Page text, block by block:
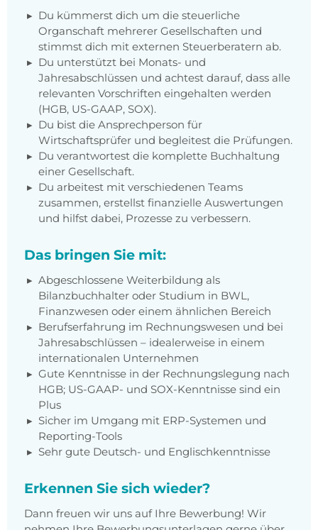
Du kümmerst dich um die steuerliche
Organschaft mehrerer Gesellschaften und
stimmst dich mit externen Steuerberatern ab.
Du unterstützt bei Monats- und
Jahresabschlüssen und achtest darauf, dass alle
relevanten Vorschriften eingehalten werden
(HGB, US-GAAP, SOX).
Du bist die Ansprechperson für
Wirtschaftsprüfer und begleitest die Prüfungen.
Du verantwortest die komplette Buchhaltung
einer Gesellschaft.
Du arbeitest mit verschiedenen Teams
zusammen, erstellst finanzielle Auswertungen
und hilfst dabei, Prozesse zu verbessern.
Das bringen Sie mit:
Abgeschlossene Weiterbildung als
Bilanzbuchhalter oder Studium in BWL,
Finanzwesen oder einem ähnlichen Bereich
Berufserfahrung im Rechnungswesen und bei
Jahresabschlüssen – idealerweise in einem
internationalen Unternehmen
Gute Kenntnisse in der Rechnungslegung nach
HGB; US-GAAP- und SOX-Kenntnisse sind ein
Plus
Sicher im Umgang mit ERP-Systemen und
Reporting-Tools
Sehr gute Deutsch- und Englischkenntnisse
Erkennen Sie sich wieder?
Dann freuen wir uns auf Ihre Bewerbung! Wir